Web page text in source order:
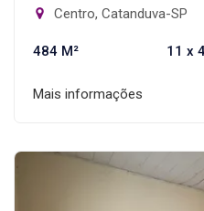
Centro, Catanduva-SP
484 M² 11 x
Mais informações